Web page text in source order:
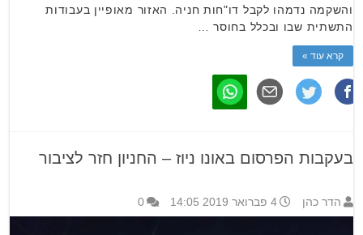
והשקמה נדמהו לקבל דו"חות חניה. האזור מאופיין בעבודות
התשתית שבו ובכלל בחוסר …
קרא עוד »
בעקבות הפרסום באונו ניוז – החניון חזר לציבור
הדר כהן 4 פברואר 2019 14:05 0